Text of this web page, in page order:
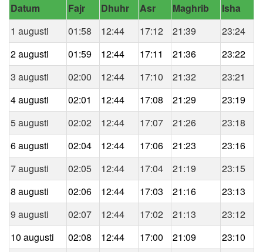
Datum Fajr Dhuhr Asr Maghrib
Isha
1 augusti
01:58 12:44 17:12 21:39
23:24
2 augusti
01:59 12:44 17:11 21:36
23:22
3 augusti
02:00 12:44 17:10 21:32
23:21
4 augusti
02:01 12:44 17:08 21:29
23:19
5 augusti
02:02 12:44 17:07 21:26
23:18
6 augusti
02:04 12:44 17:06 21:23
23:16
7 augusti
02:05 12:44 17:04 21:19
23:15
8 augusti
02:06 12:44 17:03 21:16
23:13
9 augusti
02:07 12:44 17:02 21:13
23:12
10 augusti
02:08 12:44 17:00 21:09
23:10